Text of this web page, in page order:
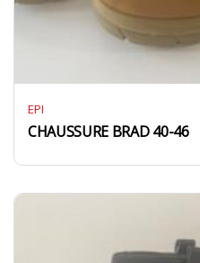
EPI
CHAUSSURE BRAD 40-46